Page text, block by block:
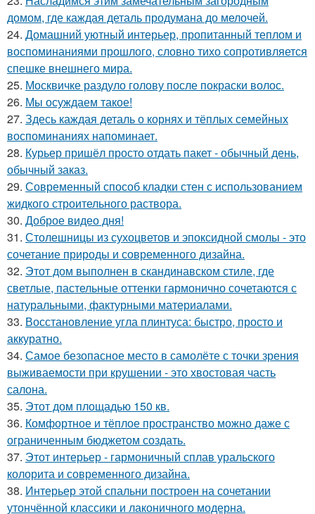
домом, где каждая деталь продумана до мелочей.
24. Домашний уютный интерьер, пропитанный теплом и
воспоминаниями прошлого, словно тихо сопротивляется
спешке внешнего мира.
25. Москвичке раздуло голову после покраски волос.
26. Мы осуждаем такое!
27. Здесь каждая деталь о корнях и тёплых семейных
воспоминаниях напоминает.
28. Курьер пришёл просто отдать пакет - обычный день,
обычный заказ.
29. Современный способ кладки стен с использованием
жидкого строительного раствора.
30. Доброе видео дня!
31. Столешницы из сухоцветов и эпоксидной смолы - это
сочетание природы и современного дизайна.
32. Этот дом выполнен в скандинавском стиле, где
светлые, пастельные оттенки гармонично сочетаются с
натуральными, фактурными материалами.
33. Восстановление угла плинтуса: быстро, просто и
аккуратно.
34. Самое безопасное место в самолёте с точки зрения
выживаемости при крушении - это хвостовая часть
салона.
35. Этот дом площадью 150 кв.
36. Комфортное и тёплое пространство можно даже с
ограниченным бюджетом создать.
37. Этот интерьер - гармоничный сплав уральского
колорита и современного дизайна.
38. Интерьер этой спальни построен на сочетании
утончённой классики и лаконичного модерна.